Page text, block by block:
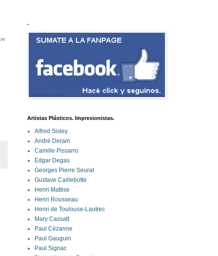
.
Artistas Plásticos. Impresionistas.
Alfred Sisley
André Derain
Camille Pissarro
Edgar Degas
Georges Pierre Seurat
Gustave Caillebotte
Henri Mattise
Henri Rousseau
Henri de Toulouse-Lautrec
Mary Cassatt
Paul Cézanne
Paul Gauguin
Paul Signac